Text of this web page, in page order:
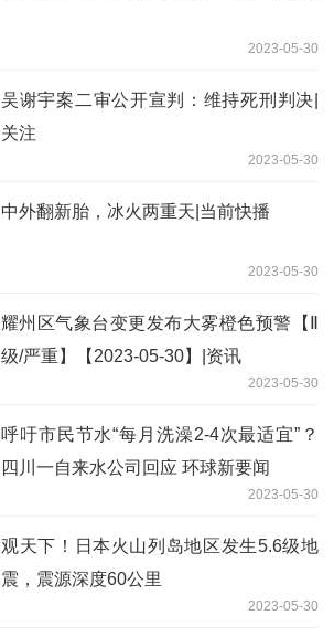
2023-05-30
吴谢宇案二审公开宣判：维持死刑判决|
关注
2023-05-30
中外翻新胎，冰火两重天|当前快播
2023-05-30
耀州区气象台变更发布大雾橙色预警【Ⅱ
级/严重】【2023-05-30】|资讯
2023-05-30
呼吁市民节水“每月洗澡2-4次最适宜”？
四川一自来水公司回应 环球新要闻
2023-05-30
观天下！日本火山列岛地区发生5.6级地
震，震源深度60公里
2023-05-30